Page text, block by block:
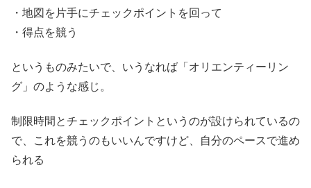
・地図を片手にチェックポイントを回って
・得点を競う
というものみたいで、いうなれば「オリエンティーリン
グ」のような感じ。
制限時間とチェックポイントというのが設けられているの
で、これを競うのもいいんですけど、自分のペースで進め
られる